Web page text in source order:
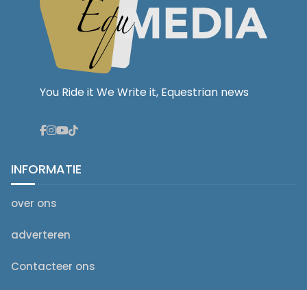
You Ride it We Write it, Equestrian news
INFORMATIE
over ons
adverteren
Contacteer ons